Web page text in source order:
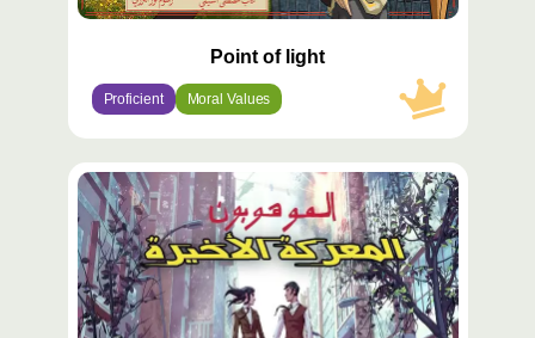
Point of light
Proficient Moral Values
محتوى
مميّز